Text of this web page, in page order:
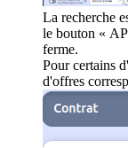
La recherche
le bouton «
ferme.
Pour certains
d'offres